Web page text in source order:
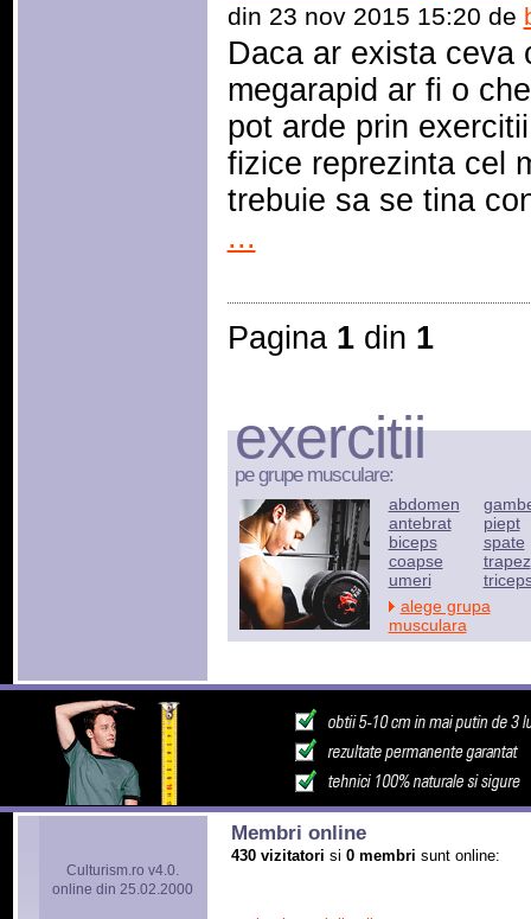
din 23 nov 2015 15:20 de
Daca ar exista ceva
megarapid ar fi o
pot arde prin
fizice reprezinta cel
trebuie sa se tina
...
Pagina 1din 1
exercitii
pe grupe musculare:
abdomen
antebrat
biceps
coapse
umeri
piept
spate
trapez
alege grupa
musculara
Culturism.ro v4.0.
online din 25.02.2000
Membri online
430 vizitatori si 0 membri sunt online: